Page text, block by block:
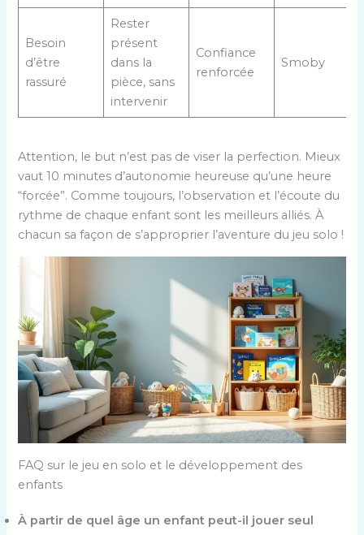
Besoin
d’être
rassuré
Rester
présent
dans la
pièce, sans
intervenir
Confiance
renforcée
Smoby
Attention, le but n’est pas de viser la perfection. Mieux
vaut 10 minutes d’autonomie heureuse qu’une heure
“forcée”. Comme toujours, l’observation et l’écoute du
rythme de chaque enfant sont les meilleurs alliés. À
chacun sa façon de s’approprier l’aventure du jeu solo !
FAQ sur le jeu en solo et le développement des
enfants
À partir de quel âge un enfant peut-il jouer seul